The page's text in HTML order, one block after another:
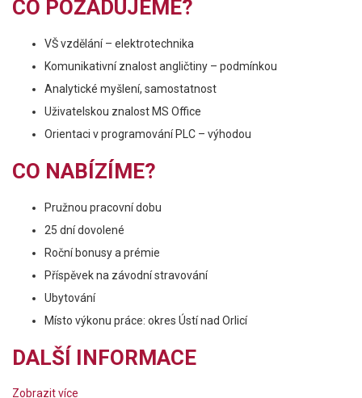
CO POŽADUJEME?
VŠ vzdělání – elektrotechnika
Komunikativní znalost angličtiny – podmínkou
Analytické myšlení, samostatnost
Uživatelskou znalost MS Office
Orientaci v programování PLC – výhodou
CO NABÍZÍME?
Pružnou pracovní dobu
25 dní dovolené
Roční bonusy a prémie
Příspěvek na závodní stravování
Ubytování
Místo výkonu práce: okres Ústí nad Orlicí
DALŠÍ INFORMACE
Zobrazit více